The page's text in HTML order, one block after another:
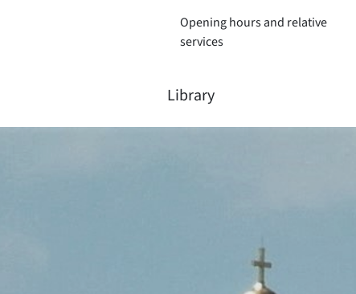
Opening hours and relative
services
Library